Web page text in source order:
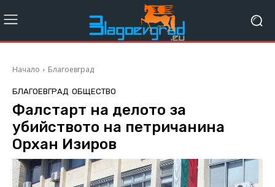
Начало Благоевград
БЛАГОЕВГРАД ОБЩЕСТВО
Фалстарт на делото за
убийството на петричанина
Орхан Изиров